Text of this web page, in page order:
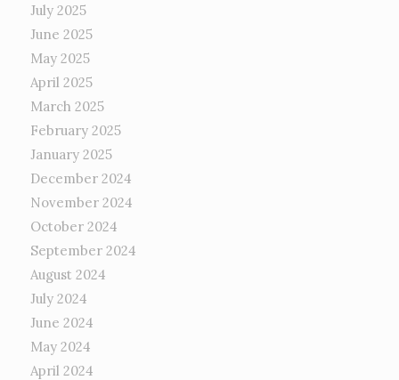
July 2025
June 2025
May 2025
April 2025
March 2025
February 2025
January 2025
December 2024
November 2024
October 2024
September 2024
August 2024
July 2024
June 2024
May 2024
April 2024